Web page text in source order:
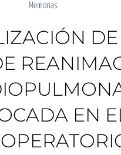
Memorias
DE
EN